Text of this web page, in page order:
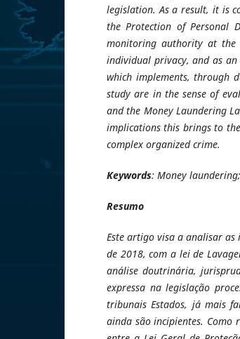
legislation. As a result, it is
the Protection of Personal
monitoring authority at the
individual privacy, and as
which implements, through
study are in the sense of
and the Money Laundering
implications this brings to
complex organized crime.
Keywords: Money
Resumo
Este artigo visa a analisar as
de 2018, com a lei de
análise doutrinária,
expressa na legislação
tribunais Estados, já mais
ainda são incipientes. Como